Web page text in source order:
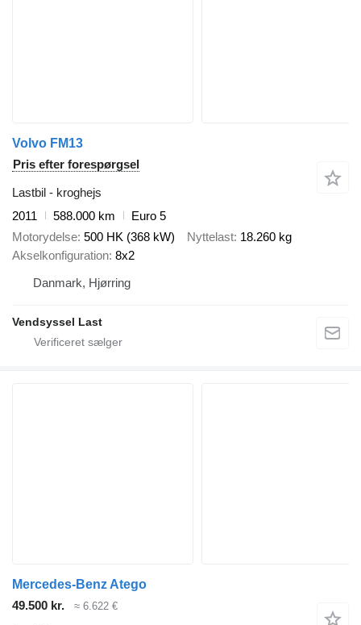
Volvo FM13
Pris efter forespørgsel
Lastbil - kroghejs
2011
588.000 km
Euro 5
Motorydelse 500 HK (368 kW) Nyttelast 18.260 kg
Akselkonfiguration 8x2
Danmark, Hjørring
Vendsyssel Last
Mercedes-Benz Atego
49.500 kr.
≈ 6.622 €